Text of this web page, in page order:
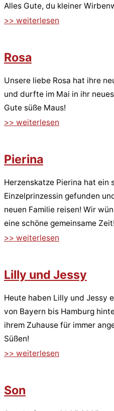
Alles Gute, du kleiner
>> weiterlesen
Rosa
Unsere liebe Rosa hat ihre
und durfte im Mai in ihr
Gute süße Maus!
>> weiterlesen
Pierina
Herzenskatze Pierina hat ein
Einzelprinzessin gefunden
neuen Familie reisen! Wir
eine schöne gemeinsame Zeit!
>> weiterlesen
Lilly und Jessy
Heute haben Lilly und Jessy
von Bayern bis Hamburg
ihrem Zuhause für immer
Süßen!
>> weiterlesen
Son